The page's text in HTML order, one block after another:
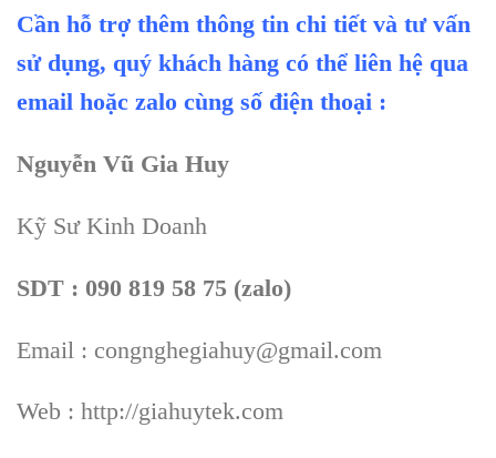
Cần hỗ trợ thêm thông tin chi tiết và tư vấn
sử dụng, quý khách hàng có thể liên hệ qua
email hoặc zalo cùng số điện thoại :
Nguyễn Vũ Gia Huy
Kỹ Sư Kinh Doanh
SDT : 090 819 58 75 (zalo)
Email : congnghegiahuy@gmail.com
Web : http://giahuytek.com